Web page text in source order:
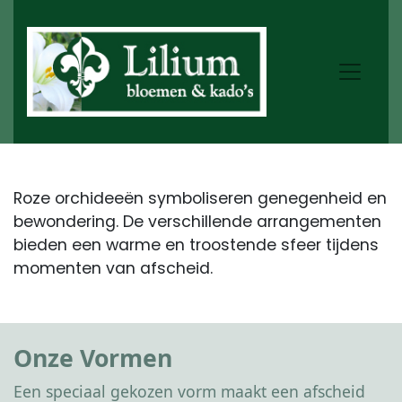
Roze orchideeën symboliseren genegenheid en
bewondering. De verschillende arrangementen
bieden een warme en troostende sfeer tijdens
momenten van afscheid.
Onze Vormen
Een speciaal gekozen vorm maakt een afscheid